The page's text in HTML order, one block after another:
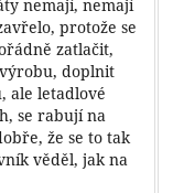
nemají, nemají
protože se
zatlačit,
doplnit
ale letadlové
se rabují na
že se to tak
věděl, jak na